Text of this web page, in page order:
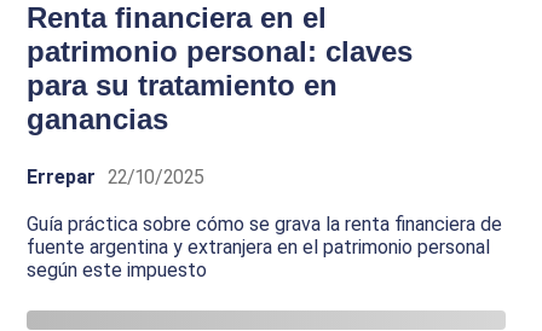
Renta financiera en el
patrimonio personal: claves
para su tratamiento en
ganancias
Errepar 22/10/2025
Guía práctica sobre cómo se grava la renta financiera de
fuente argentina y extranjera en el patrimonio personal
según este impuesto